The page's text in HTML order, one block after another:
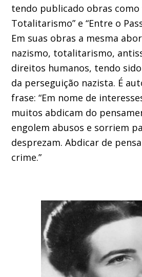
tendo publicado obras como
Totalitarismo” e “Entre o
Em suas obras a mesma
nazismo, totalitarismo,
direitos humanos, tendo
da perseguição nazista. É
frase: “Em nome de
muitos abdicam do
engolem abusos e sorriem
desprezam. Abdicar de
crime.”